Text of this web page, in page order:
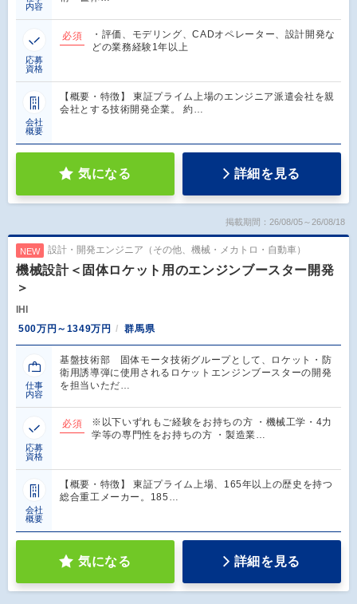
内容
応募
資格
必須
・評価、モデリング、CADオペレーター、設計開発な
どの業務経験1年以上
会社
概要
【概要・特徴】 東証プライム上場のエンジニア派遣会社を親
会社とする技術開発企業。 約…
気になる 詳細を見る
掲載期間：26/08/05～26/08/18
NEW 設計・開発エンジニア（その他、機械・メカトロ・自動車）
機械設計＜固体ロケット用のエンジンブースター開発
＞
IHI
500万円～1349万円
群馬県
仕事
内容
基盤技術部 固体モータ技術グループとして、ロケット・防
衛用誘導弾に使用されるロケットエンジンブースターの開発
を担当いただ…
応募
資格
必須
※以下いずれもご経験をお持ちの方 ・機械工学・4力
学等の専門性をお持ちの方 ・製造業…
会社
概要
【概要・特徴】 東証プライム上場、165年以上の歴史を持つ
総合重工メーカー。185…
気になる 詳細を見る